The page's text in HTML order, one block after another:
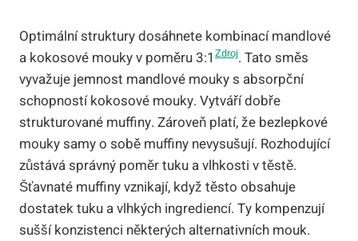
Optimální struktury dosáhnete kombinací mandlové
a kokosové mouky v poměru 3:1 Zdroj. Tato směs
vyvažuje jemnost mandlové mouky s absorpční
schopností kokosové mouky. Vytváří dobře
strukturované muffiny. Zároveň platí, že bezlepkové
mouky samy o sobě muffiny nevysušují. Rozhodující
zůstává správný poměr tuku a vlhkosti v těstě.
Šťavnaté muffiny vznikají, když těsto obsahuje
dostatek tuku a vlhkých ingrediencí. Ty kompenzují
sušší konzistenci některých alternativních mouk.